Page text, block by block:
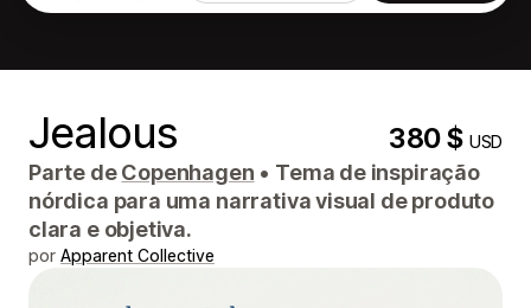
Jealous 380 $USD
Parte deCopenhagen • Tema de inspiração
nórdica para uma narrativa visual de produto
clara e objetiva.
por Apparent Collective